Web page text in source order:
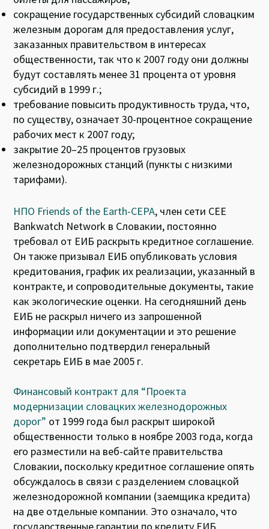
сокращение государственных субсидий словацким
железным дорогам для предоставления услуг,
заказанных правительством в интересах
общественности, так что к 2007 году они должны
будут составлять менее 31 процента от уровня
субсидий в 1999 г.;
требование повысить продуктивность труда, что,
по существу, означает 30-процентное сокращение
рабочих мест к 2007 году;
закрытие 20–25 процентов грузовых
железнодорожных станций (пункты с низкими
тарифами).
НПО Friends of the Earth-CEPA, член сети CEE
Bankwatch Network в Словакии, постоянно
требовал от ЕИБ раскрыть кредитное соглашение.
Он также призывал ЕИБ опубликовать условия
кредитования, график их реализации, указанный в
контракте, и сопроводительные документы, такие
как экологические оценки. На сегодняшний день
ЕИБ не раскрыл ничего из запрошенной
информации или документации и это решение
дополнительно подтвердил генеральный
секретарь ЕИБ в мае 2005 г.
Финансовый контракт для “Проекта
модернизации словацких железнодорожных
дорог” от 1999 года был раскрыт широкой
общественности только в ноябре 2003 года, когда
его разместили на веб-сайте правительства
Словакии, поскольку кредитное соглашение опять
обсуждалось в связи с разделением словацкой
железнодорожной компании (заемщика кредита)
на две отдельные компании. Это означало, что